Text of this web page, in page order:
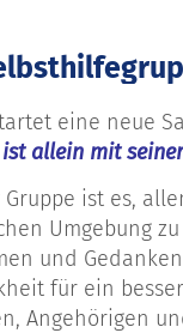
eine neue
allein mit
Gruppe ist es,
Umgebung
und
für ein
Angehörigen